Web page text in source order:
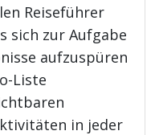
Reiseführer
sich zur Aufgabe
aufzuspüren
Liste
in jeder